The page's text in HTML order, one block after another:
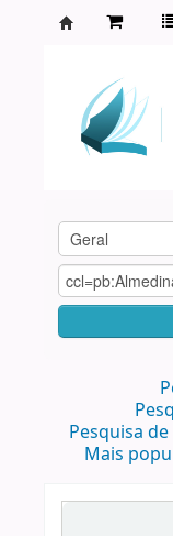
Agamenon
Pesquisa
Mais